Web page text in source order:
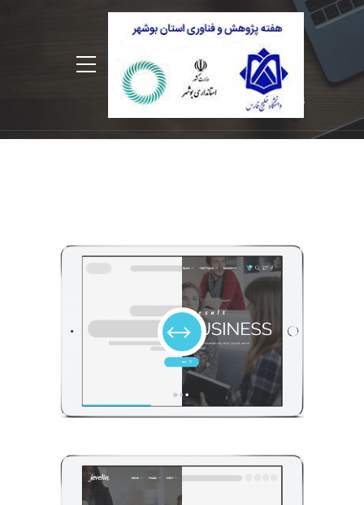
فریم تصاویر
فریم های متفاوت تعریف شده در این پوسته